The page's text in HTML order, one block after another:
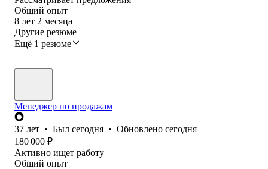
Общий опыт
8 лет 2 месяца
Другие резюме
Ещё 1 резюме
Менеджер по продажам
37 лет • Был сегодня • Обновлено сегодня
180 000 ₽
Активно ищет работу
Общий опыт